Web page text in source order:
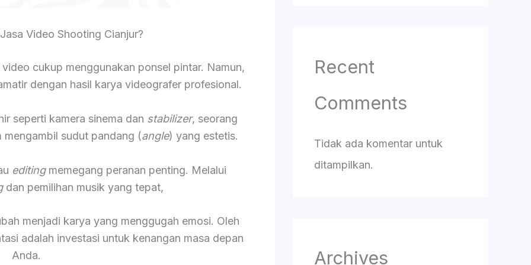
Video Shooting Cianjur?
cukup menggunakan ponsel pintar. Namun,
dengan hasil karya videografer profesional.
seperti kamera sinema dan stabilizer, seorang
sudut pandang (angle) yang estetis.
editingmemegang peranan penting. Melalui
dan pemilihan musik yang tepat,
menjadi karya yang menggugah emosi. Oleh
adalah investasi untuk kenangan masa depan
Anda.
Recent
Comments
Tidak ada komentar untuk
ditampilkan.
Archives